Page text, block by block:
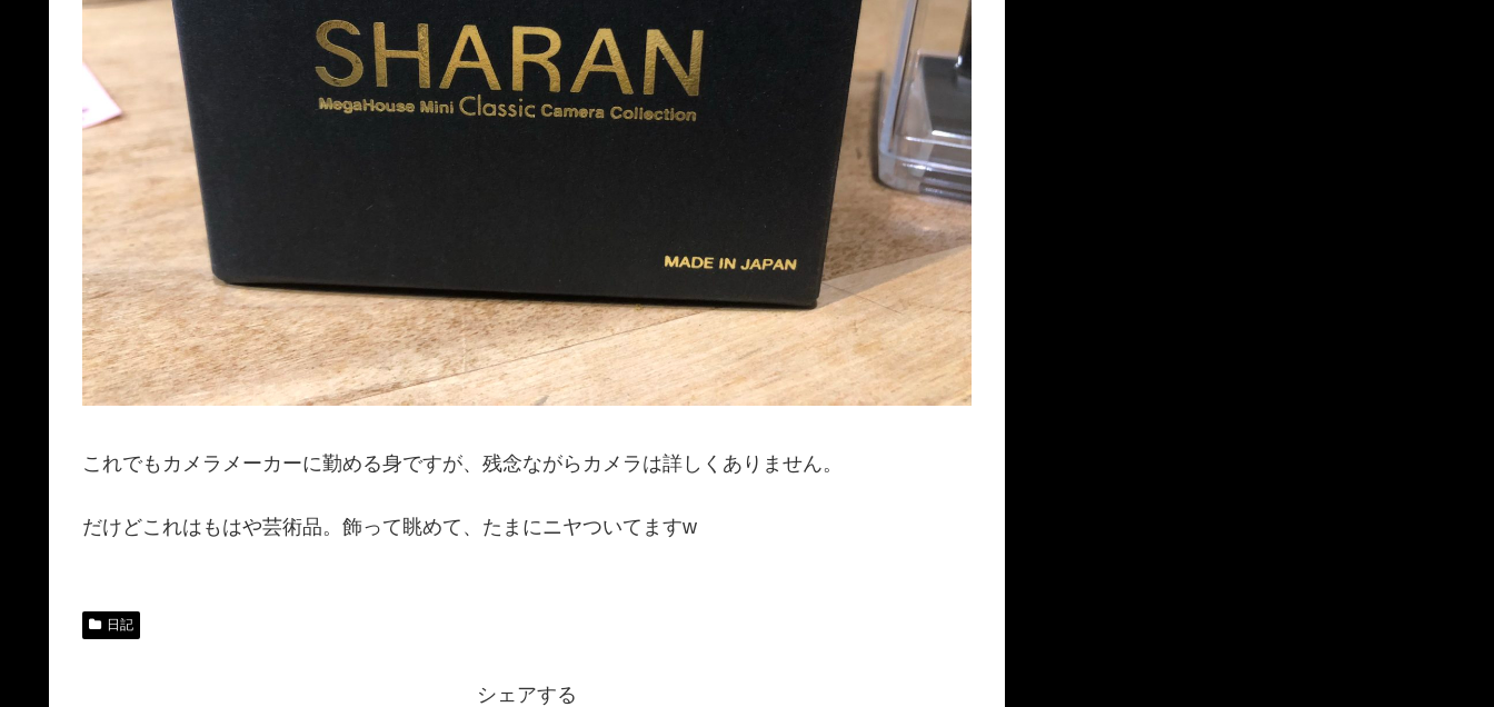
これでもカメラメーカーに勤める身ですが、残念ながらカメラは詳しくありません。
だけどこれはもはや芸術品。飾って眺めて、たまにニヤついてますw
日記
シェアする